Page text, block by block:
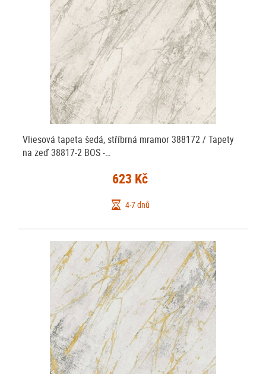
Vliesová tapeta šedá, stříbrná mramor 388172 / Tapety
na zeď 38817-2 BOS -…
623 Kč
4-7 dnů